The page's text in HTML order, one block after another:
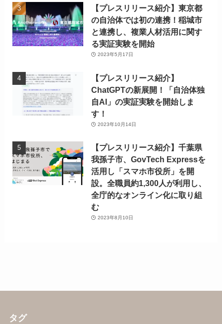
【プレスリリース紹介】東京都
の自治体では初の連携！稲城市
と連携し、複業人材活用に関す
る実証実験を開始
2023年5月17日
【プレスリリース紹介】
ChatGPTの新展開！「自治体独
自AI」の実証実験を開始しま
す！
2023年10月14日
【プレスリリース紹介】千葉県
我孫子市、GovTech Expressを
活用し「スマホ市役所」を開
設。全職員約1,300人が利用し、
全庁的なオンライン化に取り組
む
2023年8月10日
タグ